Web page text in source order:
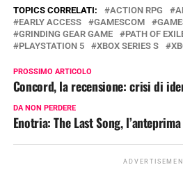
TOPICS CORRELATI: ACTION RPG
EARLY ACCESS
GAMESCOM
GRINDING GEAR GAME
PATH OF
PLAYSTATION 5
XBOX SERIES S
PROSSIMO ARTICOLO
Concord, la recensione: crisi di
DA NON PERDERE
Enotria: The Last Song,